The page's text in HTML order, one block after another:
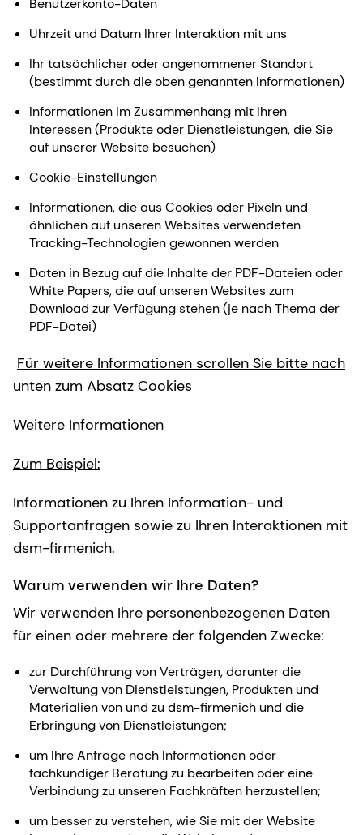
Benutzerkonto-Daten
Uhrzeit und Datum Ihrer Interaktion mit uns
Ihr tatsächlicher oder angenommener Standort
(bestimmt durch die oben genannten Informationen)
Informationen im Zusammenhang mit Ihren
Interessen (Produkte oder Dienstleistungen, die Sie
auf unserer Website besuchen)
Cookie-Einstellungen
Informationen, die aus Cookies oder Pixeln und
ähnlichen auf unseren Websites verwendeten
Tracking-Technologien gewonnen werden
Daten in Bezug auf die Inhalte der PDF-Dateien oder
White Papers, die auf unseren Websites zum
Download zur Verfügung stehen (je nach Thema der
PDF-Datei)
Für weitere Informationen scrollen Sie bitte nach
unten zum Absatz Cookies
Weitere Informationen
Zum Beispiel:
Informationen zu Ihren Information- und
Supportanfragen sowie zu Ihren Interaktionen mit
dsm-firmenich.
Warum verwenden wir Ihre Daten?
Wir verwenden Ihre personenbezogenen Daten
für einen oder mehrere der folgenden Zwecke:
zur Durchführung von Verträgen, darunter die
Verwaltung von Dienstleistungen, Produkten und
Materialien von und zu dsm-firmenich und die
Erbringung von Dienstleistungen;
um Ihre Anfrage nach Informationen oder
fachkundiger Beratung zu bearbeiten oder eine
Verbindung zu unseren Fachkräften herzustellen;
um besser zu verstehen, wie Sie mit der Website